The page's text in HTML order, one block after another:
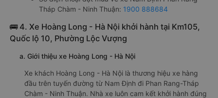
Tháp Chàm - Ninh Thuận: 1900 888684
🚌 4. Xe Hoàng Long - Hà Nội khởi hành tại Km105,
Quốc lộ 10, Phường Lộc Vượng
a. Giới thiệu xe Hoàng Long - Hà Nội
Xe khách Hoàng Long - Hà Nội là thương hiệu xe hàng
đầu trên tuyến đường từ Nam Định đi Phan Rang-Tháp
Chàm - Ninh Thuận. Nhà xe luôn cam kết khởi hành đúng